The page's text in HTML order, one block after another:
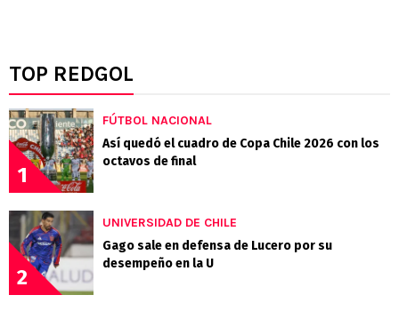
TOP REDGOL
1
FÚTBOL NACIONAL
Así quedó el cuadro de Copa Chile 2026 con los
octavos de final
2
UNIVERSIDAD DE CHILE
Gago sale en defensa de Lucero por su
desempeño en la U